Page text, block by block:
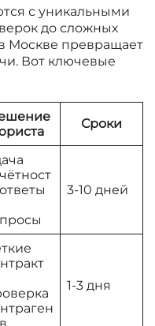
с уникальными
до сложных
Москве превращает
Вот ключевые
Сроки
3-10 дней
1-3 дня